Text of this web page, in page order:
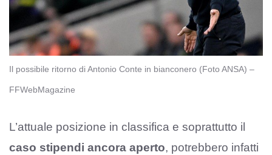
Il possibile ritorno di Antonio Conte in bianconero (Foto ANSA) –
FFWebMagazine
L’attuale posizione in classifica e soprattutto il
caso stipendi ancora aperto, potrebbero infatti